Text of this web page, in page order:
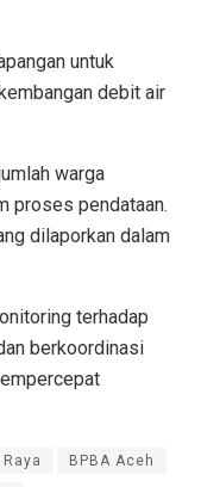
untuk
debit air
warga
proses pendataan.
dilaporkan dalam
terhadap
berkoordinasi
BPBA Aceh